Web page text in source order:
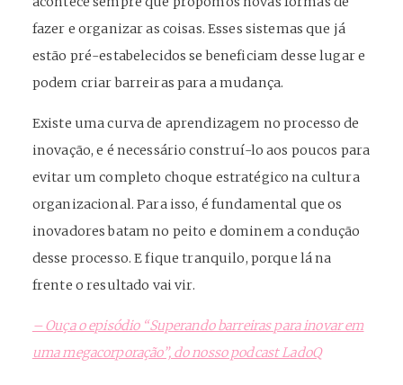
fazer e organizar as coisas. Esses sistemas que já
estão pré-estabelecidos se beneficiam desse lugar e
podem criar barreiras para a mudança.
Existe uma curva de aprendizagem no processo de
inovação, e é necessário construí-lo aos poucos para
evitar um completo choque estratégico na cultura
organizacional. Para isso, é fundamental que os
inovadores batam no peito e dominem a condução
desse processo. E fique tranquilo, porque lá na
frente o resultado vai vir.
– Ouça o episódio “Superando barreiras para inovar em
uma megacorporação”, do nosso podcast LadoQ